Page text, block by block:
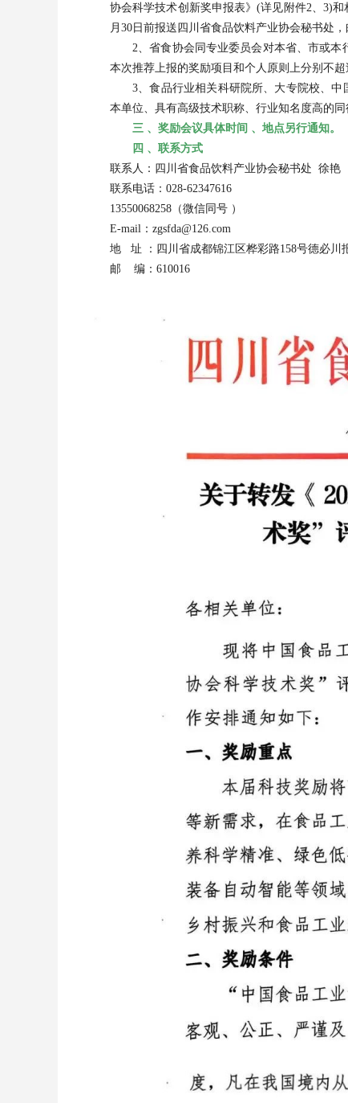
协会科学技术创新奖申报表》(详见附件2、3)
月30日前报送四川省食品饮料产业协会秘书处，
2、省食协会同专业委员会对本省、市或
本次推荐上报的奖励项目和个人原则上分别不
3、食品行业相关科研院所、大专院校、
本单位、具有高级技术职称、行业知名度高的同
三 、奖励会议具体时间 、地点另行通知。
四 、联系方式
联系人：四川省食品饮料产业协会秘书处 徐艳
联系电话：028-62347616
13550068258（微信同号 ）
E-mail：zgsfda@126.com
地 址 ：四川省成都锦江区桦彩路158号德必
邮 编：610016